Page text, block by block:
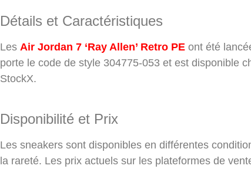
Détails et Caractéristiques
Les Air Jordan 7 ‘Ray Allen’ Retro PE ont été
porte le code de style 304775-053 et est disponible
StockX.
Disponibilité et Prix
Les sneakers sont disponibles en différentes
la rareté. Les prix actuels sur les plateformes de